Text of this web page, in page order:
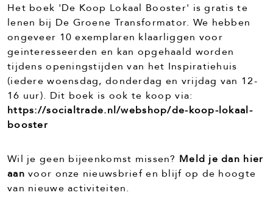
Het boek 'De Koop Lokaal Booster' is gratis te
lenen bij De Groene Transformator. We hebben
ongeveer 10 exemplaren klaarliggen voor
geinteresseerden en kan opgehaald worden
tijdens openingstijden van het Inspiratiehuis
(iedere woensdag, donderdag en vrijdag van 12-
16 uur). Dit boek is ook te koop via:
https://socialtrade.nl/webshop/de-koop-lokaal-
booster
Wil je geen bijeenkomst missen? Meld je dan hier
aan voor onze nieuwsbrief en blijf op de hoogte
van nieuwe activiteiten.